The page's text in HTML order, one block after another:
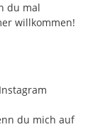
du mal
willkommen!
du mich auf